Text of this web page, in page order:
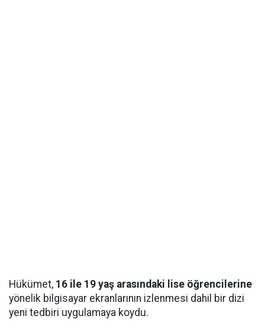
Hükümet, 16 ile 19 yaş arasındaki lise öğrencilerine
yönelik bilgisayar ekranlarının izlenmesi dahil bir dizi
yeni tedbiri uygulamaya koydu.